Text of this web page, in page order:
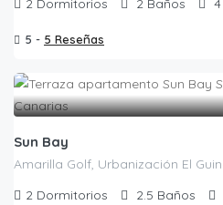
2 Dormitorios 2 Baños 4
5 - 5 Reseñas
Sun Bay
2 Dormitorios 2.5 Baños